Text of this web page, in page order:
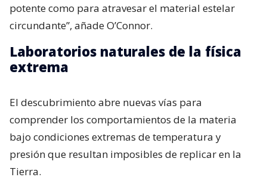
potente como para atravesar el material estelar
circundante”, añade O’Connor.
Laboratorios naturales de la física
extrema
El descubrimiento abre nuevas vías para
comprender los comportamientos de la materia
bajo condiciones extremas de temperatura y
presión que resultan imposibles de replicar en la
Tierra.